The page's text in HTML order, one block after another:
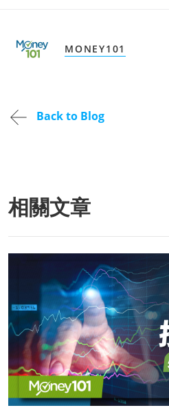
MONEY101
Back to Blog
相關文章